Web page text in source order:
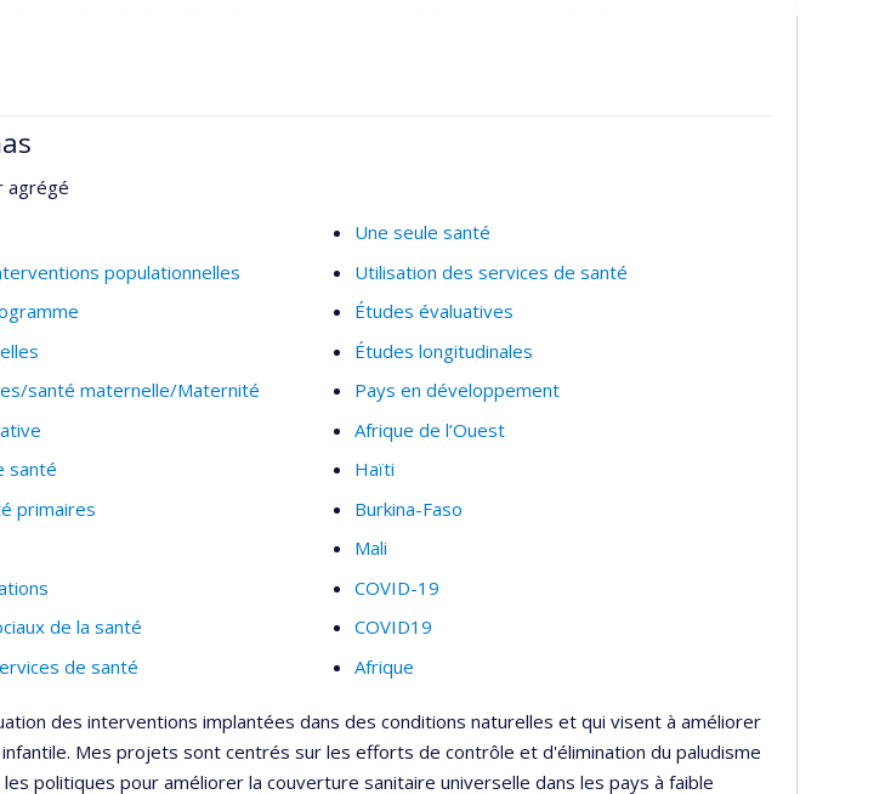
publiques; gouvernance ancrée dans des données probantes
urbaines
agrégé
populationnelles
santé maternelle/Maternité
santé
primaires
de la santé
de santé
Une seule santé
Utilisation des services de santé
Études évaluatives
Études longitudinales
Pays en développement
Afrique de l’Ouest
Haïti
Burkina-Faso
Mali
COVID-19
COVID19
Afrique
des interventions implantées dans des conditions naturelles et qui visent à améliorer
Mes projets sont centrés sur les efforts de contrôle et d'élimination du paludisme
les politiques pour améliorer la couverture sanitaire universelle dans les pays à faible